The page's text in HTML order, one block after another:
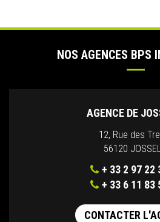
NOS AGENCES BPS
AGENCE DE
12, Rue des
56120
+ 33 2 97 22
+ 33 6 11 83
CONTACTER